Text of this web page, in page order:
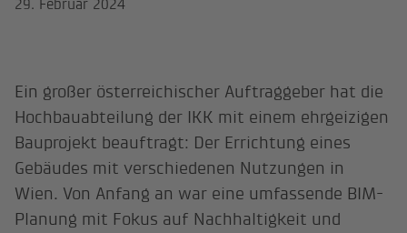
29. Februar 2024
Ein großer österreichischer Auftraggeber hat die
Hochbauabteilung der IKK mit einem ehrgeizigen
Bauprojekt beauftragt: Der Errichtung eines
Gebäudes mit verschiedenen Nutzungen in
Wien. Von Anfang an war eine umfassende BIM-
Planung mit Fokus auf Nachhaltigkeit und